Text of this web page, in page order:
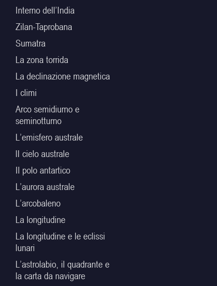
Interno dell’India
Zilan-Taprobana
Sumatra
La zona torrida
La declinazione magnetica
I climi
Arco semidiurno e
seminotturno
L’emisfero australe
lI cielo australe
Il polo antartico
L’aurora australe
L’arcobaleno
La longitudine
La longitudine e le eclissi
lunari
L’astrolabio, il quadrante e
la carta da navigare